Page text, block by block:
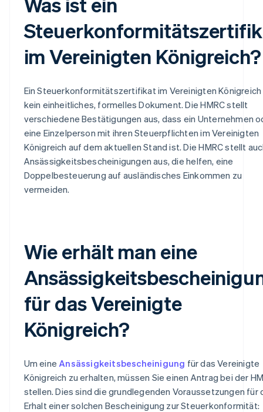
im Vereinigten Königreich?
Ein Steuerkonformitätszertifikat im Vereinigten
kein einheitliches, formelles Dokument. Die HMRC stellt
verschiedene Bestätigungen aus, dass ein Unternehmen
eine Einzelperson mit ihren Steuerpflichten im Vereinigten
Königreich auf dem aktuellen Stand ist. Die HMRC stellt
Ansässigkeitsbescheinigungen aus, die helfen, eine
Doppelbesteuerung auf ausländisches Einkommen zu
vermeiden.
Wie erhält man eine
für das Vereinigte
Königreich?
Um eine Ansässigkeitsbescheinigung für das Vereinigte
Königreich zu erhalten, müssen Sie einen Antrag bei der
stellen. Dies sind die grundlegenden Voraussetzungen für
Erhalt einer solchen Bescheinigung zur Steuerkonformität: